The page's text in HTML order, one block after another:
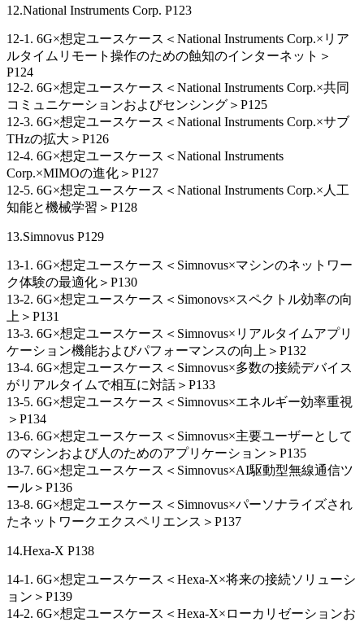
12.National Instruments Corp. P123
12-1. 6G×想定ユースケース＜National Instruments Corp.×リア
ルタイムリモート操作のための蝕知のインターネット＞
P124
12-2. 6G×想定ユースケース＜National Instruments Corp.×共同
コミュニケーションおよびセンシング＞P125
12-3. 6G×想定ユースケース＜National Instruments Corp.×サブ
THzの拡大＞P126
12-4. 6G×想定ユースケース＜National Instruments
Corp.×MIMOの進化＞P127
12-5. 6G×想定ユースケース＜National Instruments Corp.×人工
知能と機械学習＞P128
13.Simnovus P129
13-1. 6G×想定ユースケース＜Simnovus×マシンのネットワー
ク体験の最適化＞P130
13-2. 6G×想定ユースケース＜Simonovs×スペクトル効率の向
上＞P131
13-3. 6G×想定ユースケース＜Simnovus×リアルタイムアプリ
ケーション機能およびパフォーマンスの向上＞P132
13-4. 6G×想定ユースケース＜Simnovus×多数の接続デバイス
がリアルタイムで相互に対話＞P133
13-5. 6G×想定ユースケース＜Simnovus×エネルギー効率重視
＞P134
13-6. 6G×想定ユースケース＜Simnovus×主要ユーザーとして
のマシンおよび人のためのアプリケーション＞P135
13-7. 6G×想定ユースケース＜Simnovus×AI駆動型無線通信ツ
ール＞P136
13-8. 6G×想定ユースケース＜Simnovus×パーソナライズされ
たネットワークエクスペリエンス＞P137
14.Hexa-X P138
14-1. 6G×想定ユースケース＜Hexa-X×将来の接続ソリューシ
ョン＞P139
14-2. 6G×想定ユースケース＜Hexa-X×ローカリゼーションお